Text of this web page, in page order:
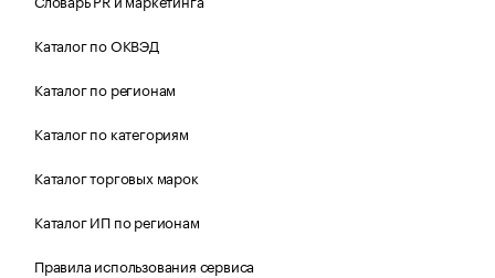
Каталог по ОКВЭД
Каталог по регионам
Каталог по категориям
Каталог торговых марок
Каталог ИП по регионам
Правила использования сервиса